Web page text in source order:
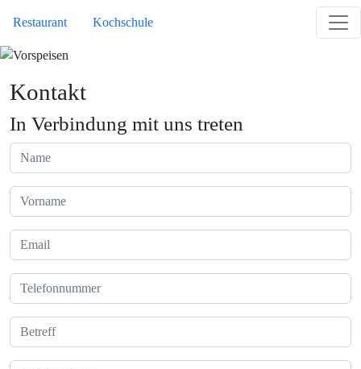
Site Menu
Restaurant Kochschule
Kontakt
In Verbindung mit uns treten
Ihr Name
Vorname
Ihre Email-Adresse
Telefonnummer
Betreff